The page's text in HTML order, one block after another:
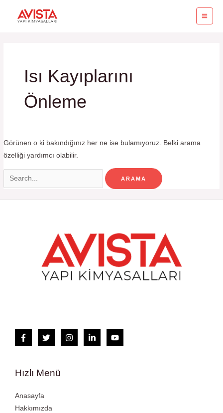
Isı Kayıplarını
Önleme
Görünen o ki bakındığınız her ne ise bulamıyoruz. Belki arama
özelliği yardımcı olabilir.
Hızlı Menü
Anasayfa
Hakkımızda